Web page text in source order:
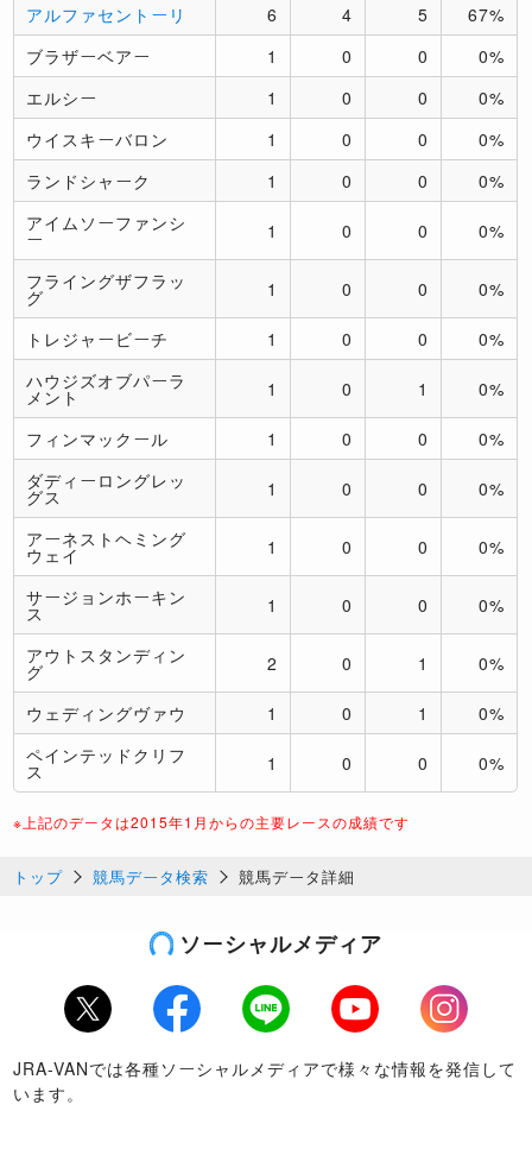
アルファセントーリ
6 4 5
67%
ブラザーベアー
1 0 0
0%
エルシー
1 0 0
0%
ウイスキーバロン
1 0 0
0%
ランドシャーク
1 0 0
0%
アイムソーファンシ
ー 1 0 0 0%
フライングザフラッ
グ 1 0 0 0%
トレジャービーチ 1 0 0
0%
ハウジズオブパーラ
メント 1 0 1 0%
フィンマックール 1 0 0
0%
ダディーロングレッ
グス 1 0 0 0%
アーネストヘミング
ウェイ 1 0 0 0%
サージョンホーキン
ス 1 0 0 0%
アウトスタンディン
グ 2 0 1 0%
ウェディングヴァウ 1 0 1
0%
ペインテッドクリフ
ス 1 0 0 0%
※上記のデータは2015年1月からの主要レースの成績です
トップ 競馬データ検索 競馬データ詳細
ソーシャルメディア
Twitter Facebook LINE Youtube
Instagram
JRA-VANでは各種ソーシャルメディアで様々な情報を発信して
います。